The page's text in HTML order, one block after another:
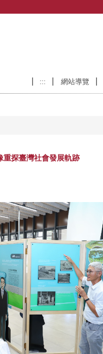
:::
網站導覽
探臺灣社會發展軌跡